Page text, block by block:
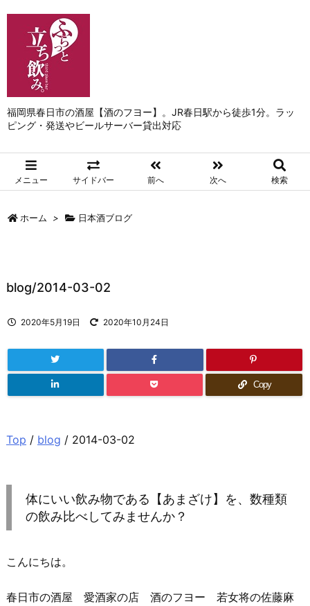
福岡県春日市の酒屋【酒のフヨー】。JR春日駅から徒歩1分。ラッ
ピング・発送やビールサーバー貸出対応
メニュー サイドバー 前へ 次へ 検索
ホーム > 日本酒ブログ
blog/2014-03-02
2020年5月19日 2020年10月24日
Copy
Top / blog / 2014-03-02
体にいい飲み物である【あまざけ】を、数種類
の飲み比べしてみませんか？
こんにちは。
春日市の酒屋 愛酒家の店 酒のフヨー 若女将の佐藤麻